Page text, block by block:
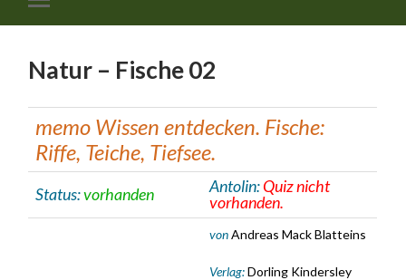
Mobile-
Menü
Natur – Fische 02
memo Wissen entdecken. Fische:
Riffe, Teiche, Tiefsee.
Status:vorhanden Antolin:Quiz nicht
vorhanden.
vonAndreas Mack Blatteins
Verlag:Dorling Kindersley